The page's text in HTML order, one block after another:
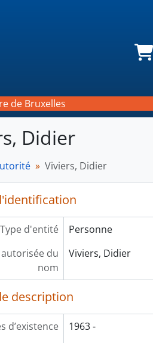
Panier
de Bruxelles
Didier
Viviers, Didier
Type d'entité
Personne
du
nom
Viviers, Didier
description
d’existence
1963 -